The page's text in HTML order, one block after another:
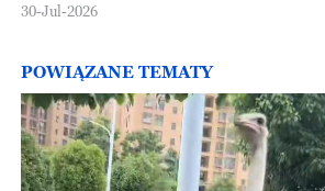
30-Jul-2026
POWIĄZANE TEMATY